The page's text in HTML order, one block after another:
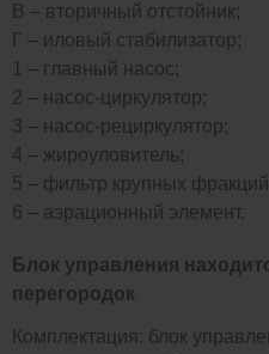
В – вторичный отстойник;
Г – иловый стабилизатор;
1 – главный насос;
2 – насос-циркулятор;
3 – насос-рециркулятор;
4 – жироуловитель;
5 – фильтр крупных
6 – аэрационный элемент.
Блок управления
перегородок
Комплектация: блок